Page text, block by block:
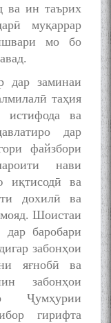
ва ин таърих
муқаррар
мо бо
дар заминаи
таҳия
истифода ва
дар
файзбори
нави
иқтисодӣ ва
дохилӣ ва
Шоистаи
баробари
забонҳои
яғнобӣ ва
забонҳои
Ҷумҳурии
гирифта